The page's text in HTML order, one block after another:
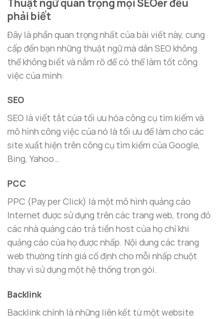
phải biết
Đây là phần quan trọng nhất của bài viết này, cung
cấp đến bạn những thuật ngữ mà dân SEO không
thể không biết và nắm rõ để có thể làm tốt công
việc của mình:
SEO
SEO là viết tắt của tối ưu hóa công cụ tìm kiếm và
mô hình công việc của nó là tối ưu để làm cho các
site xuất hiện trên công cụ tìm kiếm của Google,
Bing, Yahoo…
PCC
PPC (Pay per Click) là một mô hình quảng cáo
Internet được sử dụng trên các trang web, trong đó
các nhà quảng cáo trả tiền host của họ chỉ khi
quảng cáo của họ được nhấp. Nội dung các trang
web thường tính giá cố định cho mỗi nhấp chuột
thay vì sử dụng một hệ thống trọn gói.
Backlink
Backlink chính là những liên kết từ một website